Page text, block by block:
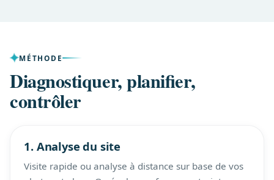
MÉTHODE
Diagnostiquer, planifier,
contrôler
1. Analyse du site
Visite rapide ou analyse à distance sur base de vos